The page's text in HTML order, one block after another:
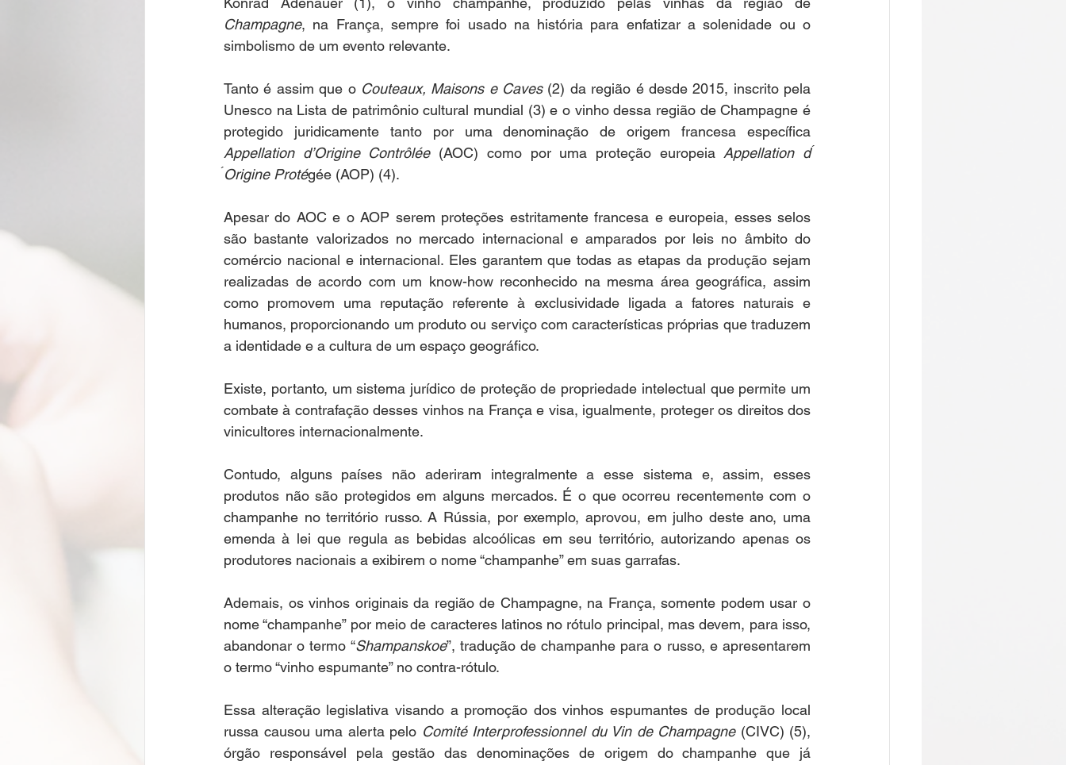
Champagne, na França, sempre foi usado na história para enfatizar a solenidade ou o
simbolismo de um evento relevante.
Tanto é assim que o Couteaux, Maisons e Caves (2) da região é desde 2015, inscrito pela
Unesco na Lista de patrimônio cultural mundial (3) e o vinho dessa região de Champagne é
Appellation d’Origine Contrôlée (AOC) como por uma proteção europeia Appellation d
́Origine Protégée (AOP) (4).
Apesar do AOC e o AOP serem proteções estritamente francesa e europeia, esses selos
são bastante valorizados no mercado internacional e amparados por leis no âmbito do
comércio nacional e internacional. Eles garantem que todas as etapas da produção sejam
realizadas de acordo com um know-how reconhecido na mesma área geográfica, assim
como promovem uma reputação referente à exclusividade ligada a fatores naturais e
humanos, proporcionando um produto ou serviço com características próprias que traduzem
a identidade e a cultura de um espaço geográfico.
Existe, portanto, um sistema jurídico de proteção de propriedade intelectual que permite um
combate à contrafação desses vinhos na França e visa, igualmente, proteger os direitos dos
vinicultores internacionalmente.
Contudo, alguns países não aderiram integralmente a esse sistema e, assim, esses
produtos não são protegidos em alguns mercados. É o que ocorreu recentemente com o
champanhe no território russo. A Rússia, por exemplo, aprovou, em julho deste ano, uma
emenda à lei que regula as bebidas alcoólicas em seu território, autorizando apenas os
produtores nacionais a exibirem o nome “champanhe” em suas garrafas.
Ademais, os vinhos originais da região de Champagne, na França, somente podem usar o
nome “champanhe” por meio de caracteres latinos no rótulo principal, mas devem, para isso,
abandonar o termo “Shampanskoe”, tradução de champanhe para o russo, e apresentarem
o termo “vinho espumante” no contra-rótulo.
Essa alteração legislativa visando a promoção dos vinhos espumantes de produção local
russa causou uma alerta pelo Comité Interprofessionnel du Vin de Champagne (CIVC) (5),
órgão responsável pela gestão das denominações de origem do champanhe que já